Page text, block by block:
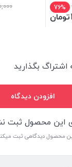
76%
تومان
اشتراگ بگذارید
افزودن دیدگاه
این محصول ثبت
محصول دیدگاهی ثبت